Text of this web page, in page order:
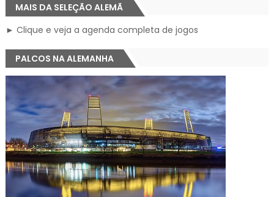
MAIS DA SELEÇÃO ALEMÃ
► Clique e veja a agenda completa de jogos
PALCOS NA ALEMANHA